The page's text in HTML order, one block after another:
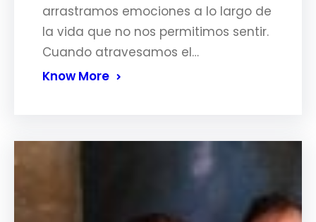
arrastramos emociones a lo largo de
la vida que no nos permitimos sentir.
Cuando atravesamos el…
Know More